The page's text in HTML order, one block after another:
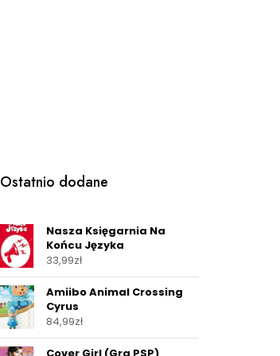
Ostatnio dodane
Nasza Księgarnia Na
Końcu Języka
33,99zł
Amiibo Animal Crossing
Cyrus
84,99zł